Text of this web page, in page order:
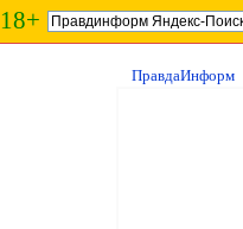
18+
ПравдаИнформ